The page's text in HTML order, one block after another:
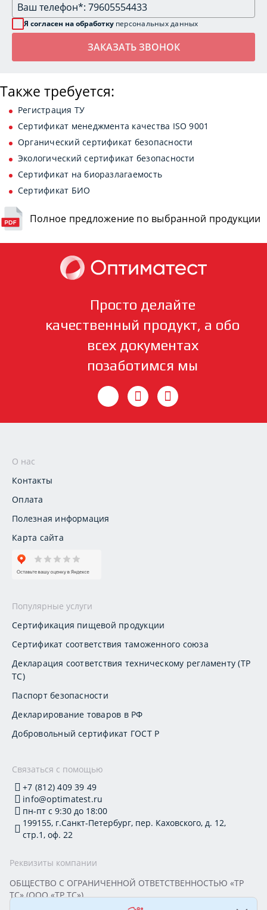
Я согласен на обработку персональных данных
Также требуется:
Регистрация ТУ
Сертификат менеджмента качества ISO 9001
Органический сертификат безопасности
Экологический сертификат безопасности
Сертификат на биоразлагаемость
Сертификат БИО
Полное предложение по выбранной продукции
Просто делайте
качественный продукт, а обо
всех документах
позаботимся мы
О нас
Контакты
Оплата
Полезная информация
Карта сайта
Популярные услуги
Сертификация пищевой продукции
Сертификат соответствия таможенного союза
Декларация соответствия техническому регламенту (ТР
ТС)
Паспорт безопасности
Декларирование товаров в РФ
Добровольный сертификат ГОСТ Р
Связаться с помощью
+7 (812) 409 39 49
info@optimatest.ru
пн-пт с 9:30 до 18:00
199155, г.Санкт-Петербург, пер. Каховского, д. 12,
стр.1, оф. 22
Реквизиты компании
ОБЩЕСТВО С ОГРАНИЧЕННОЙ ОТВЕТСТВЕННОСТЬЮ «ТР
ТС» (ООО «ТР ТС»)
Юридический адрес: 199155, г. Санкт-Петербург, пер.